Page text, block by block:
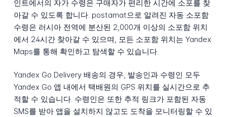
인트에서의 자가 수령은 구매자가 편리한 시간에 소포를 찾
아갈 수 있도록 합니다. postamat으로 알려진 자동 소포함
수령은 러시아 전역에 분산된 2,000개 이상의 소포함 위치
에서 24시간 찾아갈 수 있으며, 모든 소포함 위치는 Yandex
Maps를 통해 확인하고 탐색할 수 있습니다.
Yandex Go Delivery 배송의 경우, 발송인과 수령인 모두
Yandex Go 앱 내에서 택배원의 GPS 위치를 실시간으로 추
적할 수 있습니다. 수령인은 또한 추적 링크가 포함된 자동
SMS를 받아 앱을 설치하지 않고도 도착을 모니터링할 수 있